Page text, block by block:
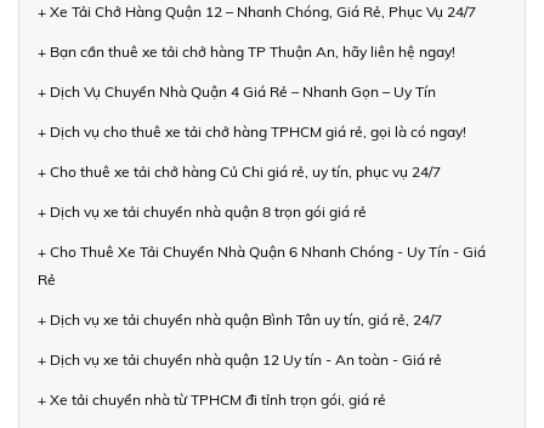
+ Xe Tải Chở Hàng Quận 12 – Nhanh Chóng, Giá Rẻ, Phục Vụ 24/7
+ Bạn cần thuê xe tải chở hàng TP Thuận An, hãy liên hệ ngay!
+ Dịch Vụ Chuyển Nhà Quận 4 Giá Rẻ – Nhanh Gọn – Uy Tín
+ Dịch vụ cho thuê xe tải chở hàng TPHCM giá rẻ, gọi là có ngay!
+ Cho thuê xe tải chở hàng Củ Chi giá rẻ, uy tín, phục vụ 24/7
+ Dịch vụ xe tải chuyển nhà quận 8 trọn gói giá rẻ
+ Cho Thuê Xe Tải Chuyển Nhà Quận 6 Nhanh Chóng - Uy Tín - Giá
Rẻ
+ Dịch vụ xe tải chuyển nhà quận Bình Tân uy tín, giá rẻ, 24/7
+ Dịch vụ xe tải chuyển nhà quận 12 Uy tín - An toàn - Giá rẻ
+ Xe tải chuyển nhà từ TPHCM đi tỉnh trọn gói, giá rẻ